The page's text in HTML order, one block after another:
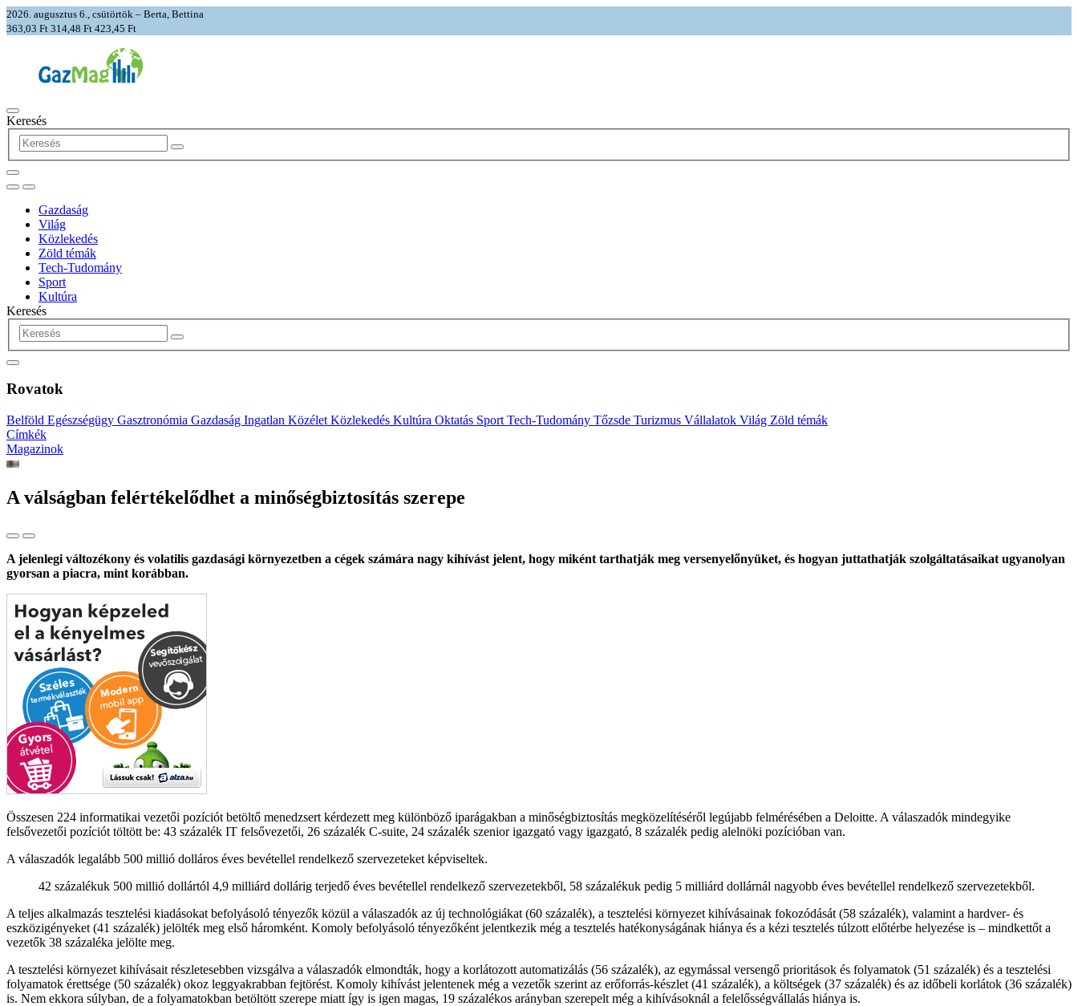
2026. augusztus 6., csütörtök – Berta, Bettina
363,03 Ft 314,48 Ft 423,45 Ft
Keresés
Gazdaság
Világ
Közlekedés
Zöld témák
Tech-Tudomány
Sport
Kultúra
Keresés
Rovatok
Belföld Egészségügy Gasztronómia Gazdaság Ingatlan Közélet Közlekedés Kultúra Oktatás Sport Tech-Tudomány Tőzsde Turizmus Vállalatok Világ Zöld témák
Címkék
Magazinok
A válságban felértékelődhet a minőségbiztosítás szerepe
A jelenlegi változékony és volatilis gazdasági környezetben a cégek számára nagy kihívást jelent, hogy miként tarthatják meg versenyelőnyüket, és hogyan juttathatják szolgáltatásaikat ugyanolyan
gyorsan a piacra, mint korábban.
Összesen 224 informatikai vezetői pozíciót betöltő menedzsert kérdezett meg különböző iparágakban a minőségbiztosítás megközelítéséről legújabb felmérésében a Deloitte. A válaszadók mindegyike
felsővezetői pozíciót töltött be: 43 százalék IT felsővezetői, 26 százalék C-suite, 24 százalék szenior igazgató vagy igazgató, 8 százalék pedig alelnöki pozícióban van.
A válaszadók legalább 500 millió dolláros éves bevétellel rendelkező szervezeteket képviseltek.
42 százalékuk 500 millió dollártól 4,9 milliárd dollárig terjedő éves bevétellel rendelkező szervezetekből, 58 százalékuk pedig 5 milliárd dollárnál nagyobb éves bevétellel rendelkező szervezetekből.
A teljes alkalmazás tesztelési kiadásokat befolyásoló tényezők közül a válaszadók az új technológiákat (60 százalék), a tesztelési környezet kihívásainak fokozódását (58 százalék), valamint a hardver- és
eszközigényeket (41 százalék) jelölték meg első háromként. Komoly befolyásoló tényezőként jelentkezik még a tesztelés hatékonyságának hiánya és a kézi tesztelés túlzott előtérbe helyezése is – mindkettőt a
vezetők 38 százaléka jelölte meg.
A tesztelési környezet kihívásait részletesebben vizsgálva a válaszadók elmondták, hogy a korlátozott automatizálás (56 százalék), az egymással versengő prioritások és folyamatok (51 százalék) és a tesztelési
folyamatok érettsége (50 százalék) okoz leggyakrabban fejtörést. Komoly kihívást jelentenek még a vezetők szerint az erőforrás-készlet (41 százalék), a költségek (37 százalék) és az időbeli korlátok (36 százalék)
is. Nem ekkora súlyban, de a folyamatokban betöltött szerepe miatt így is igen magas, 19 százalékos arányban szerepelt még a kihívásoknál a felelősségvállalás hiánya is.